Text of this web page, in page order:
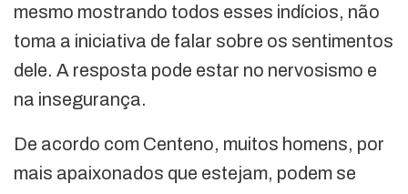
mesmo mostrando todos esses indícios, não
toma a iniciativa de falar sobre os sentimentos
dele. A resposta pode estar no nervosismo e
na insegurança.
De acordo com Centeno, muitos homens, por
mais apaixonados que estejam, podem se